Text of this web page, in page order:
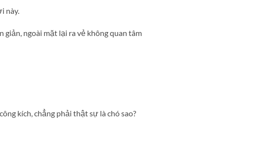
này.
giản, ngoài mặt lại ra vẻ không quan tâm
kích, chẳng phải thật sự là chó sao?